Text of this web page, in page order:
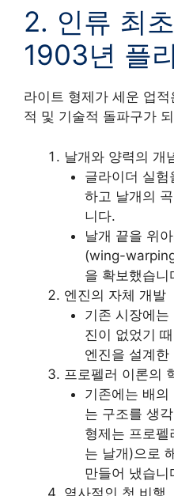
2. 인류 최
1903년 플
라이트 형제가 세운 업
적 및 기술적 돌파구가
날개와 양력의 개
글라이더 실
하고 날개의
니다.
날개 끝을 위
(wing-
을 확보했습니
엔진의 자체 개발
기존 시장에는
진이 없었기
엔진을 설계
프로펠러 이론의
기존에는 배
는 구조를 생
형제는 프로
는 날개)으로
만들어 냈습니
역사적인 첫 비행